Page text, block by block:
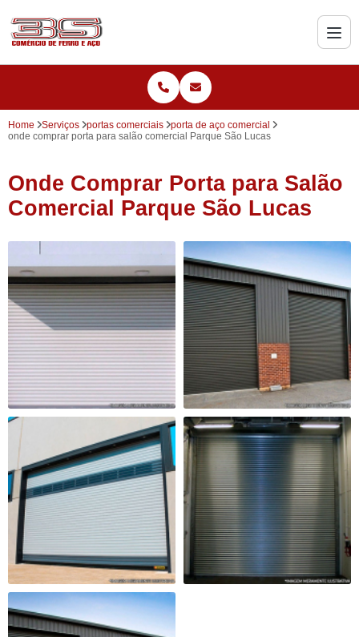
Home Serviços portas comerciais
porta de aço comercial
onde comprar porta para salão comercial Parque São Lucas
Onde Comprar Porta para Salão
Comercial Parque São Lucas